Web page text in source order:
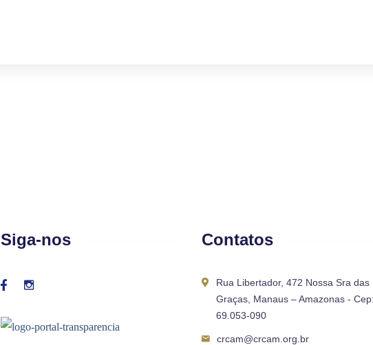
Siga-nos Contatos
Rua Libertador, 472 Nossa Sra das
Graças, Manaus – Amazonas - Cep:
69.053-090
crcam@crcam.org.br